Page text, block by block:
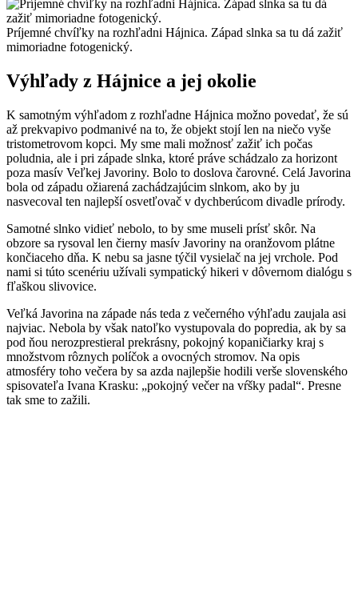
Príjemné chvíľky na rozhľadni Hájnica. Západ slnka sa tu dá zažiť
mimoriadne fotogenický.
Výhľady z Hájnice a jej okolie
K samotným výhľadom z rozhľadne Hájnica možno povedať, že sú
až prekvapivo podmanivé na to, že objekt stojí len na niečo vyše
tristometrovom kopci. My sme mali možnosť zažiť ich počas
poludnia, ale i pri západe slnka, ktoré práve schádzalo za horizont
poza masív Veľkej Javoriny. Bolo to doslova čarovné. Celá Javorina
bola od západu ožiarená zachádzajúcim slnkom, ako by ju
nasvecoval ten najlepší osvetľovač v dychberúcom divadle prírody.
Samotné slnko vidieť nebolo, to by sme museli prísť skôr. Na
obzore sa rysoval len čierny masív Javoriny na oranžovom plátne
končiaceho dňa. K nebu sa jasne týčil vysielač na jej vrchole. Pod
nami si túto scenériu užívali sympatický hikeri v dôvernom dialógu s
fľaškou slivovice.
Veľká Javorina na západe nás teda z večerného výhľadu zaujala asi
najviac. Nebola by však natoľko vystupovala do popredia, ak by sa
pod ňou nerozprestieral prekrásny, pokojný kopaničiarky kraj s
množstvom rôznych políčok a ovocných stromov. Na opis
atmosféry toho večera by sa azda najlepšie hodili verše slovenského
spisovateľa Ivana Krasku: „pokojný večer na vŕšky padal“. Presne
tak sme to zažili.